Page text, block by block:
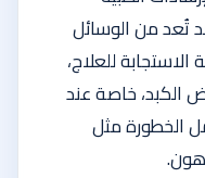
تُعد من الوسائل
للعلاج،
الكبد، خاصة عند
الخطورة مثل